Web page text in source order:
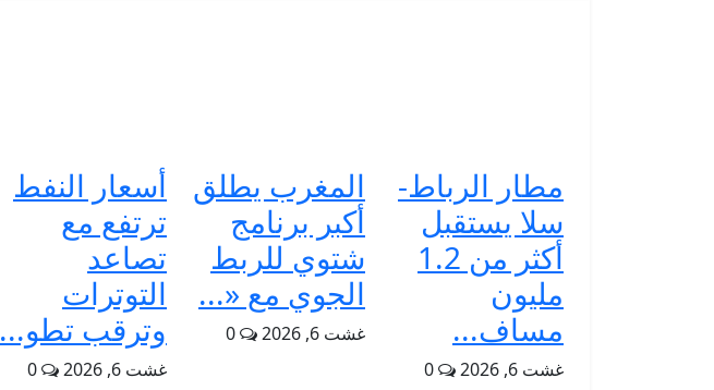
مطار الرباط-
سلا يستقبل
أكثر من 1.2
مليون
مساف...
غشت 6, 2026
المغرب يطلق
أكبر برنامج
شتوي للربط
الجوي مع «...
غشت 6, 2026
أسعار النفط
ترتفع مع
تصاعد
التوترات
وترقب تطو...
غشت 6, 2026